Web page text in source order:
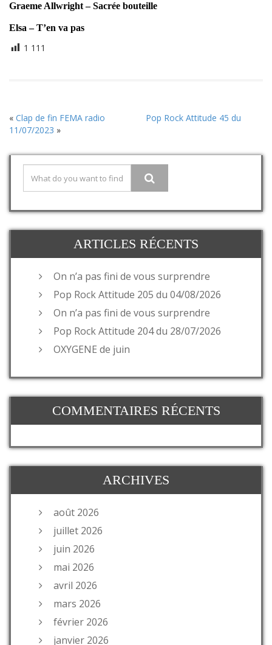
Graeme Allwright – Sacrée bouteille
Elsa – T’en va pas
1 111
« Clap de fin FEMA radio
Pop Rock Attitude 45 du
11/07/2023 »
ARTICLES RÉCENTS
On n’a pas fini de vous surprendre
Pop Rock Attitude 205 du 04/08/2026
On n’a pas fini de vous surprendre
Pop Rock Attitude 204 du 28/07/2026
OXYGENE de juin
COMMENTAIRES RÉCENTS
ARCHIVES
août 2026
juillet 2026
juin 2026
mai 2026
avril 2026
mars 2026
février 2026
janvier 2026